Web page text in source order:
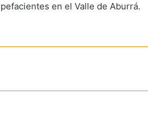
en el Valle de Aburrá.